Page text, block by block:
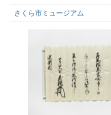
さくら市ミュージアム